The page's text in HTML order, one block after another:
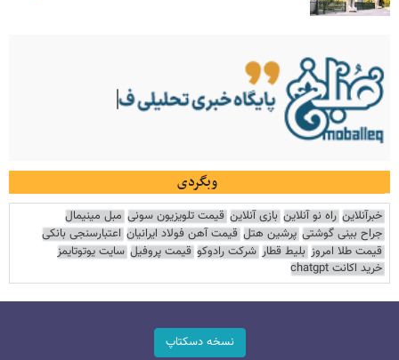
وبگردی
خبرآنلاین راه نو آنلاین بازی آنلاین قیمت تلویزیون سونی مبل مینیمال
جراح بینی گوشتی پرشین هتل قیمت آهن فولاد ایرانیان اعتبارسنجی بانکی
قیمت طلا امروز بلیط قطار شرکت رادوکو قیمت پروفیل سایت یوتوتایمز
خرید اکانت chatgpt
نسخه دسکتاپ